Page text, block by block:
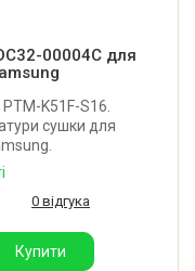
00004C для
K51F-S16.
сушки для
0 відгука
Купити